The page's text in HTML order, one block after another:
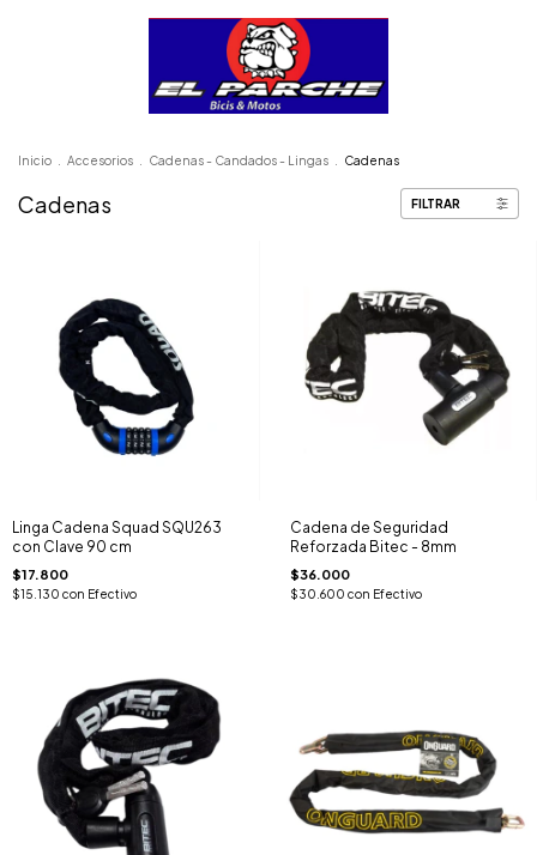
Inicio Accesorios Cadenas - Candados - Lingas Cadenas
Cadenas FILTRAR
Linga Cadena Squad SQU263
con Clave 90 cm
$17.800
$15.130 con Efectivo
Cadena de Seguridad
Reforzada Bitec - 8mm
$36.000
$30.600 con Efectivo